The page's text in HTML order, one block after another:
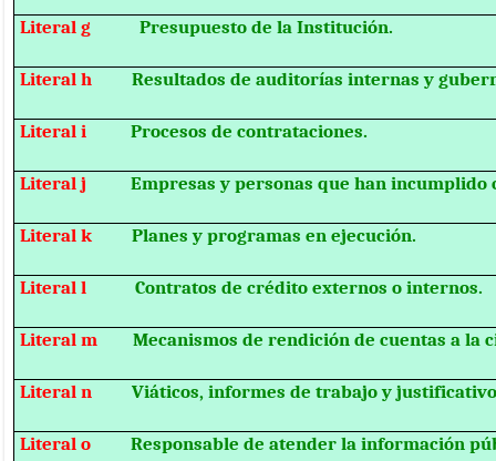
Literal gPresupuesto de la Institución.
Literal hResultados de auditorías internas y
Literal iProcesos de contrataciones.
Literal jEmpresas y personas que han incumplido
Literal kPlanes y programas en ejecución.
Literal lContratos de crédito externos o internos.
Literal mMecanismos de rendición de cuentas a la
Literal nViáticos, informes de trabajo y
Literal oResponsable de atender la información